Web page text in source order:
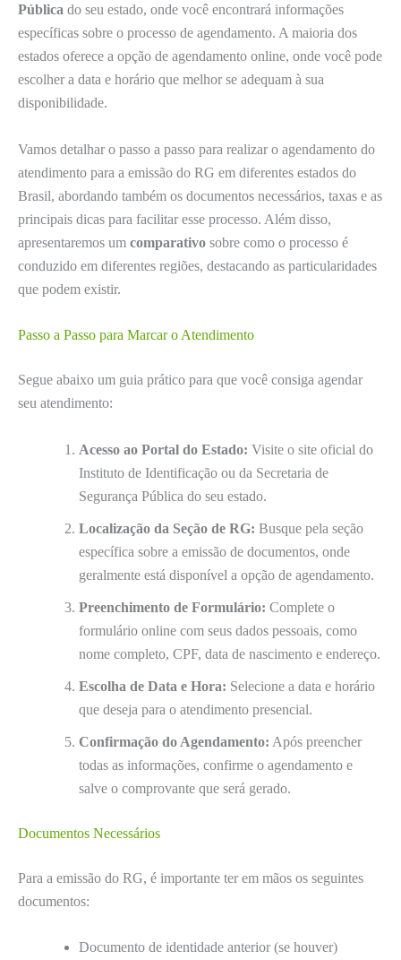
Pública do seu estado, onde você encontrará informações
específicas sobre o processo de agendamento. A maioria dos
estados oferece a opção de agendamento online, onde você pode
escolher a data e horário que melhor se adequam à sua
disponibilidade.
Vamos detalhar o passo a passo para realizar o agendamento do
atendimento para a emissão do RG em diferentes estados do
Brasil, abordando também os documentos necessários, taxas e as
principais dicas para facilitar esse processo. Além disso,
apresentaremos um comparativo sobre como o processo é
conduzido em diferentes regiões, destacando as particularidades
que podem existir.
Passo a Passo para Marcar o Atendimento
Segue abaixo um guia prático para que você consiga agendar
seu atendimento:
Acesso ao Portal do Estado: Visite o site oficial do
Instituto de Identificação ou da Secretaria de
Segurança Pública do seu estado.
Localização da Seção de RG: Busque pela seção
específica sobre a emissão de documentos, onde
geralmente está disponível a opção de agendamento.
Preenchimento de Formulário: Complete o
formulário online com seus dados pessoais, como
nome completo, CPF, data de nascimento e endereço.
Escolha de Data e Hora: Selecione a data e horário
que deseja para o atendimento presencial.
Confirmação do Agendamento: Após preencher
todas as informações, confirme o agendamento e
salve o comprovante que será gerado.
Documentos Necessários
Para a emissão do RG, é importante ter em mãos os seguintes
documentos:
Documento de identidade anterior (se houver)